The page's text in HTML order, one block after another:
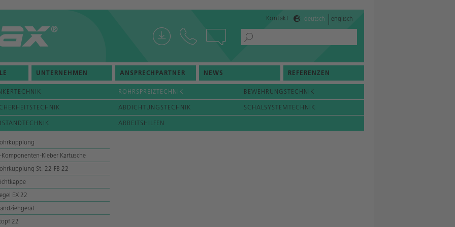
Kontakt deutsch englisch
UNTERNEHMEN ANSPRECHPARTNER NEWS REFERENZEN
ROHRSPREIZTECHNIK BEWEHRUNGSTECHNIK
ABDICHTUNGSTECHNIK SCHALSYSTEMTECHNIK
ARBEITSHILFEN
Komponenten-Kleber Kartusche
St.-22-FB 22
EX 22
22